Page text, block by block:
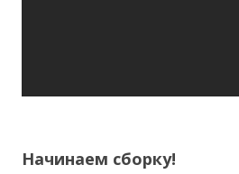
Начинаем сборку!